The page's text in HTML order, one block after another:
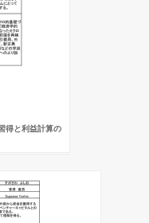
得と利益計算の